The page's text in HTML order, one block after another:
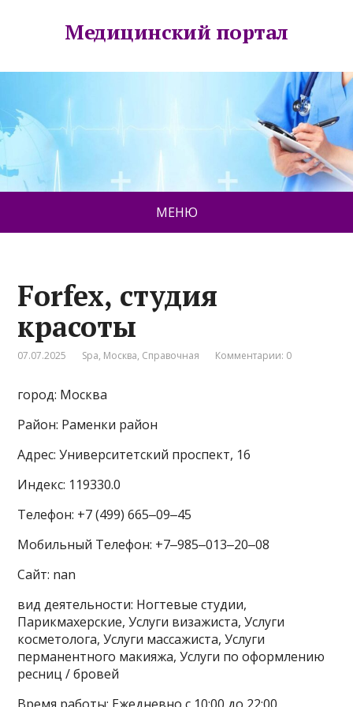
Медицинский портал
МЕНЮ
Forfex, студия
красоты
07.07.2025 Spa, Москва, Справочная Комментарии: 0
город: Москва
Район: Раменки район
Адрес: Университетский проспект, 16
Индекс: 119330.0
Телефон: +7 (499) 665‒09‒45
Мобильный Телефон: +7‒985‒013‒20‒08
Сайт: nan
вид деятельности: Ногтевые студии,
Парикмахерские, Услуги визажиста, Услуги
косметолога, Услуги массажиста, Услуги
перманентного макияжа, Услуги по оформлению
ресниц / бровей